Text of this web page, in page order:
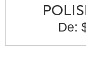
De: